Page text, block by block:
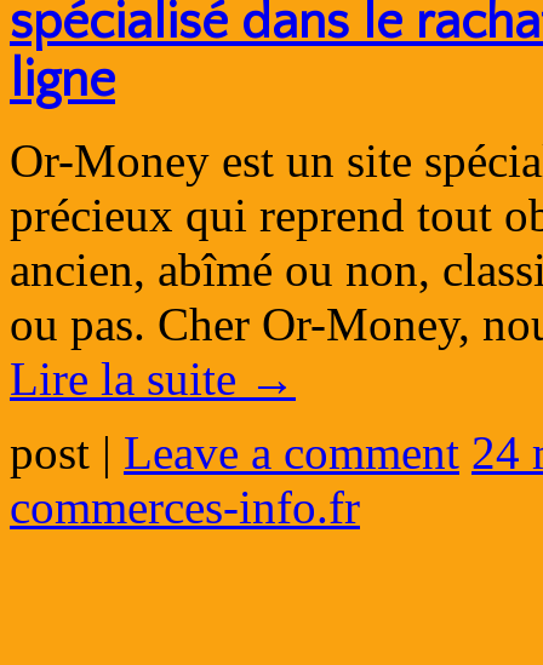
spécialisé dans le
ligne
Or-Money est un site
précieux qui reprend tout
ancien, abîmé ou non,
ou pas. Cher Or-Money,
Lire la suite →
post | Leave a comment 24
commerces-info.fr